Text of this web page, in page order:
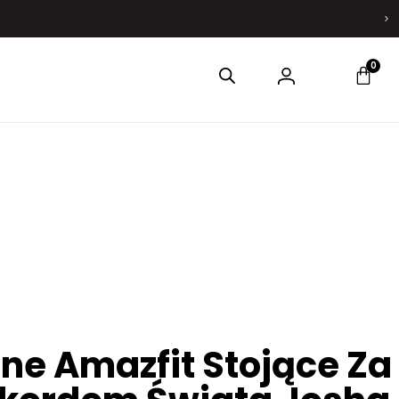
0
Amazfit Stojące Za